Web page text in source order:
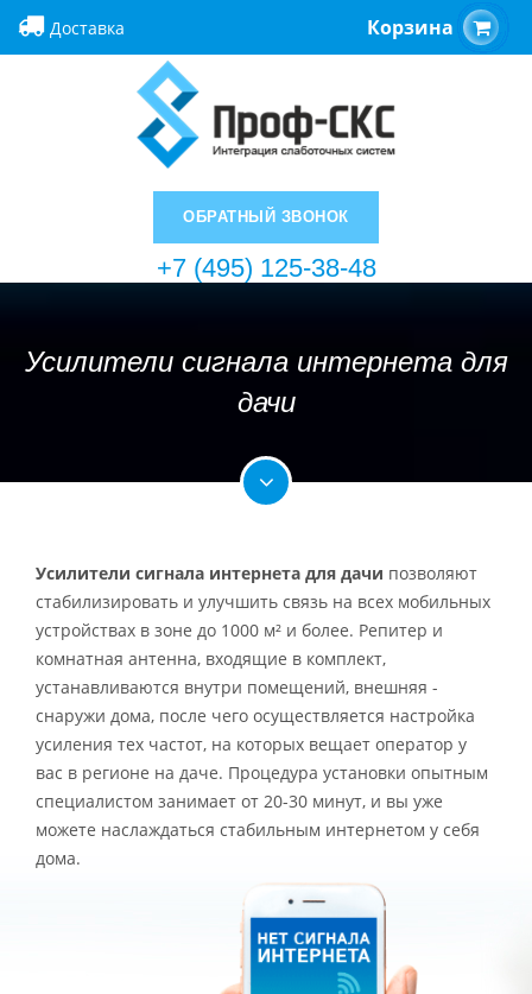
Доставка Корзина
ОБРАТНЫЙ ЗВОНОК
+7 (495) 125-38-48
Усилители сигнала интернета для
дачи
Усилители сигнала интернета для дачи позволяют
стабилизировать и улучшить связь на всех мобильных
устройствах в зоне до 1000 м² и более. Репитер и
комнатная антенна, входящие в комплект,
устанавливаются внутри помещений, внешняя -
снаружи дома, после чего осуществляется настройка
усиления тех частот, на которых вещает оператор у
вас в регионе на даче. Процедура установки опытным
специалистом занимает от 20-30 минут, и вы уже
можете наслаждаться стабильным интернетом у себя
дома.